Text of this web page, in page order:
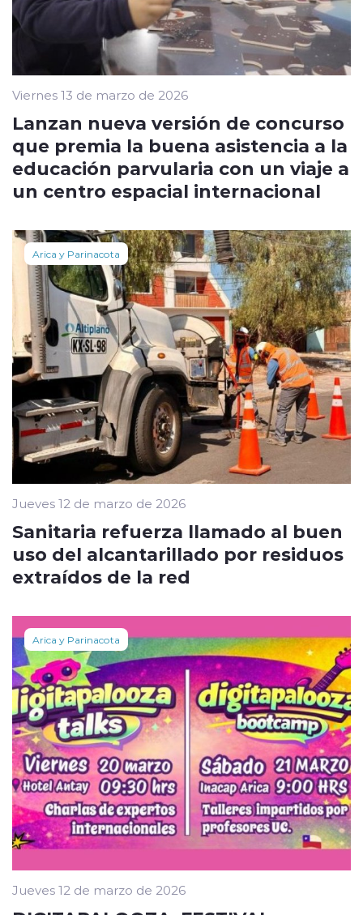
Viernes 13 de marzo de 2026
Lanzan nueva versión de concurso
que premia la buena asistencia a la
educación parvularia con un viaje a
un centro espacial internacional
Arica y Parinacota
Jueves 12 de marzo de 2026
Sanitaria refuerza llamado al buen
uso del alcantarillado por residuos
extraídos de la red
Arica y Parinacota
Jueves 12 de marzo de 2026